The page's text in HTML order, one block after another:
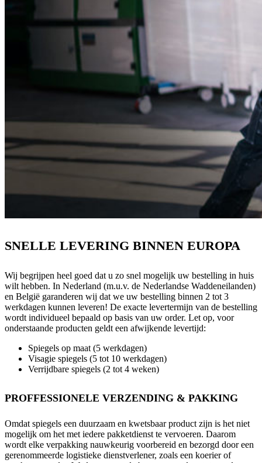
SNELLE LEVERING BINNEN EUROPA
Wij begrijpen heel goed dat u zo snel mogelijk uw bestelling in huis
wilt hebben. In Nederland (m.u.v. de Nederlandse Waddeneilanden)
en België garanderen wij dat we uw bestelling binnen 2 tot 3
werkdagen kunnen leveren! De exacte levertermijn van de bestelling
wordt individueel bepaald op basis van uw order. Let op, voor
onderstaande producten geldt een afwijkende levertijd:
Spiegels op maat (5 werkdagen)
Visagie spiegels (5 tot 10 werkdagen)
Verrijdbare spiegels (2 tot 4 weken)
PROFFESSIONELE VERZENDING & PAKKING
Omdat spiegels een duurzaam en kwetsbaar product zijn is het niet
mogelijk om het met iedere pakketdienst te vervoeren. Daarom
wordt elke verpakking nauwkeurig voorbereid en bezorgd door een
gerenommeerde logistieke dienstverlener, zoals een koerier of